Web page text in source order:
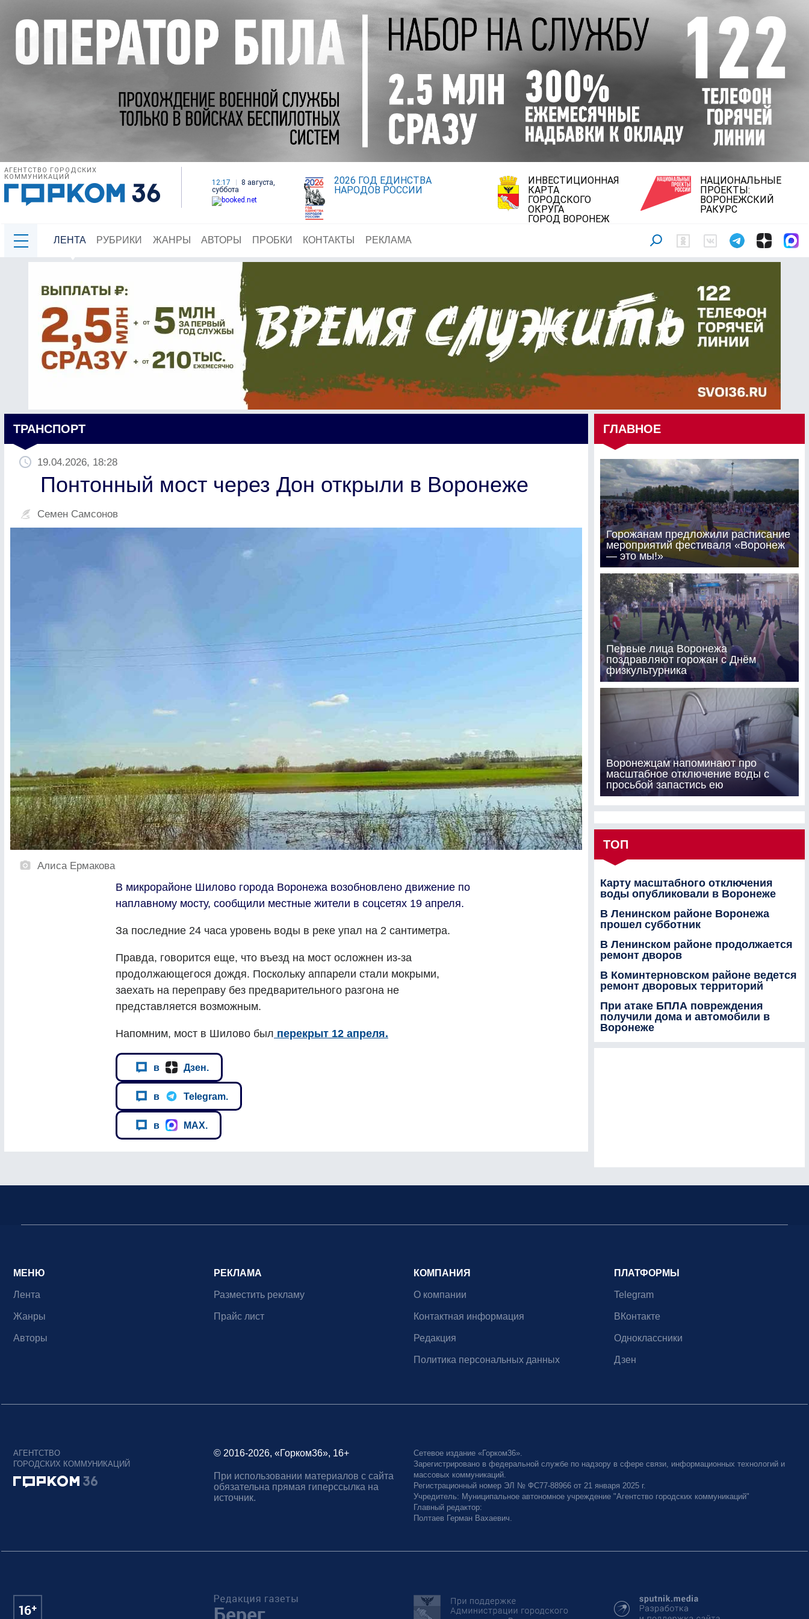
АГЕНТСТВО ГОРОДСКИХ
КОММУНИКАЦИЙ
12:17
8 августа,
суббота
2026 ГОД ЕДИНСТВА
НАРОДОВ РОССИИ
ИНВЕСТИЦИОННАЯ
КАРТА
ГОРОДСКОГО
ОКРУГА
ГОРОД ВОРОНЕЖ
НАЦИОНАЛЬНЫЕ
ПРОЕКТЫ:
ВОРОНЕЖСКИЙ
РАКУРС
ЛЕНТА РУБРИКИ ЖАНРЫ АВТОРЫ ПРОБКИ КОНТАКТЫ РЕКЛАМА
ТРАНСПОРТ
19.04.2026, 18:28
Понтонный мост через Дон открыли в Воронеже
Семен Самсонов
Алиса Ермакова
В микрорайоне Шилово города Воронежа возобновлено движение по
наплавному мосту, сообщили местные жители в соцсетях 19 апреля.
За последние 24 часа уровень воды в реке упал на 2 сантиметра.
Правда, говорится еще, что въезд на мост осложнен из-за
продолжающегося дождя. Поскольку аппарели стали мокрыми,
заехать на переправу без предварительного разгона не
представляется возможным.
Напомним, мост в Шилово был перекрыт 12 апреля.
в Дзен.
в Telegram.
в MAX.
ГЛАВНОЕ
Горожанам предложили расписание
мероприятий фестиваля «Воронеж
— это мы!»
Первые лица Воронежа
поздравляют горожан с Днём
физкультурника
Воронежцам напоминают про
масштабное отключение воды с
просьбой запастись ею
ТОП
Карту масштабного отключения
воды опубликовали в Воронеже
В Ленинском районе Воронежа
прошел субботник
В Ленинском районе продолжается
ремонт дворов
В Коминтерновском районе ведется
ремонт дворовых территорий
При атаке БПЛА повреждения
получили дома и автомобили в
Воронеже
МЕНЮ
Лента
Жанры
Авторы
РЕКЛАМА
Разместить рекламу
Прайс лист
КОМПАНИЯ
О компании
Контактная информация
Редакция
Политика персональных данных
ПЛАТФОРМЫ
Telegram
ВКонтакте
Одноклассники
Дзен
АГЕНТСТВО
ГОРОДСКИХ КОММУНИКАЦИЙ
© 2016-2026, «Горком36», 16+
При использовании материалов с сайта
обязательна прямая гиперссылка на
источник.
Сетевое издание «Горком36».
Зарегистрировано в федеральной службе по надзору в сфере связи, информационных технологий и
массовых коммуникаций.
Регистрационный номер ЭЛ № ФС77-88966 от 21 января 2025 г.
Учредитель: Муниципальное автономное учреждение "Агентство городских коммуникаций"
Главный редактор:
Полтаев Герман Вахаевич.